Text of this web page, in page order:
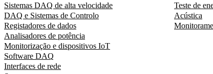
Sistemas DAQ de alta velocidade
DAQ e Sistemas de Controlo
Registadores de dados
Analisadores de potência
Monitorização e dispositivos IoT
Software DAQ
Interfaces de rede
Teste de
Acústica